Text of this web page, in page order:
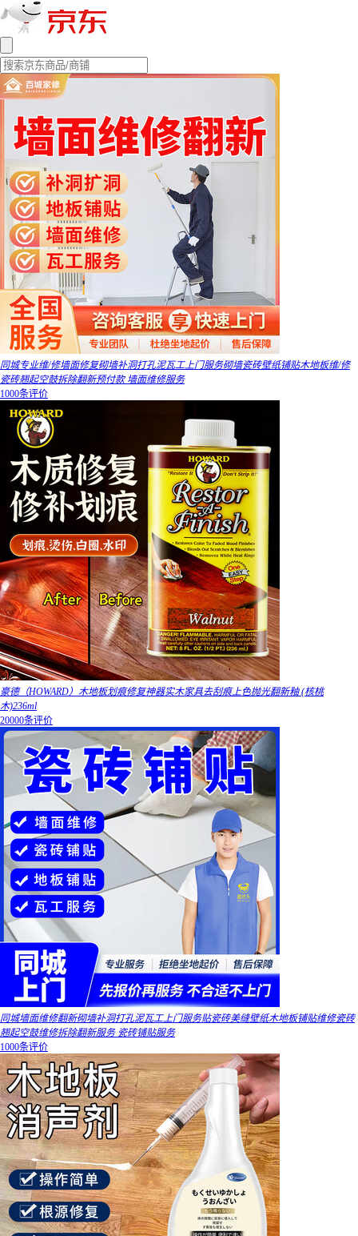
同城专业维/修墙面修复砌墙补洞打孔泥瓦工上门服务砌墙瓷砖壁纸铺贴木地板维/修
瓷砖翘起空鼓拆除翻新预付款 墙面维修服务
1000条评价
豪德（HOWARD）木地板划痕修复神器实木家具去刮痕上色抛光翻新釉 (核桃
木)236ml
20000条评价
同城墙面维修翻新砌墙补洞打孔泥瓦工上门服务贴瓷砖美缝壁纸木地板铺贴维修瓷砖
翘起空鼓维修拆除翻新服务 瓷砖铺贴服务
1000条评价